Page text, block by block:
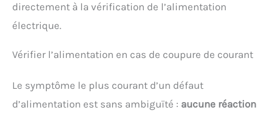
directement à la vérification de l’alimentation
électrique.
Vérifier l’alimentation en cas de coupure de courant
Le symptôme le plus courant d’un défaut
d’alimentation est sans ambiguïté : aucune réaction